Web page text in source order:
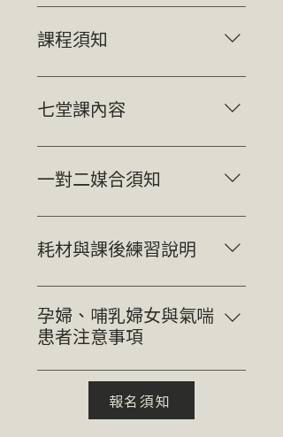
1. 機械式底片相機 可手動調整光
圈、快門、ISO值、對焦之底片機
不得使用全自動傻瓜相機、即可
拍、Lomo 相機 2. 此門課不得使
用過期、電影底片、個人工作室
自製底片
課程須知
課程包含藥水與課程所需相紙等
材料費 自備「沖洗完成的彩色底
片」一卷，需正常曝光 請穿著適
合暗房作業的深色衣物 請準備筆
記本
七堂課內容
＊每堂上課時間約 3 小時，依據
學員學習狀況提早或延後下課 ＊
不含底片沖洗教學 Lesson 1. 彩
色暗房介紹與設備使用 暗房安全
須知與設備介紹 彩色放相藥水介
紹與調配 基礎放相流程與時間掌
基礎理論 色彩平衡與濾色片使用
實作：色輪測試片印製（part1）
色彩控制 實作：色輪測試片印製
（part2）＋完整作品輸出
一對二媒合須知
工作室可代為媒合一對二上課夥
伴，媒合時間約 2~8 周不等，於
報名表內註明即可。
耗材與課後練習說明
除底片與底片相機外，學費已含
上課所需器材與耗材。 課程結束
後，可免費使用暗房放相一次（
自備相紙。 結業後可以優惠價格
租借暗房，可透過官方 LINE 或
e-mail 詢價及預約。
孕婦、哺乳婦女與氣喘
患者注意事項
課程使用 ILFORD 藥水，ILFORD
PHOTO 的產品不含已知的人類致
癌物質，也不含屬於 R46（可能
報名須知